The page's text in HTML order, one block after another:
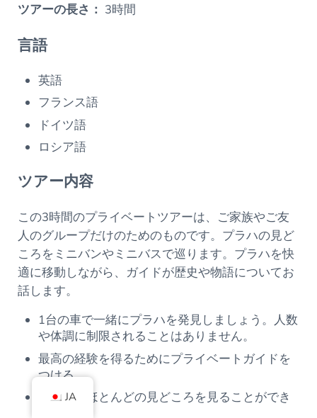
ツアーの長さ： 3時間
言語
英語
フランス語
ドイツ語
ロシア語
ツアー内容
この3時間のプライベートツアーは、ご家族やご友
人のグループだけのためのものです。プラハの見ど
ころをミニバンやミニバスで巡ります。プラハを快
適に移動しながら、ガイドが歴史や物語についてお
話します。
1台の車で一緒にプラハを発見しましょう。人数
や体調に制限されることはありません。
最高の経験を得るためにプライベートガイドを
つける
プラハのほとんどの見どころを見ることができ
JA